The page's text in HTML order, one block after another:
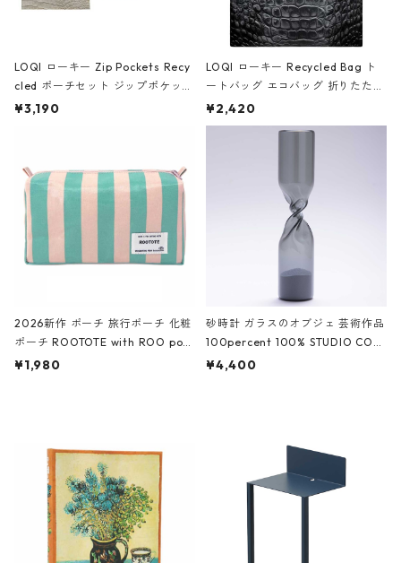
LOQI ローキー Zip Pockets Recy
cled ポーチセット ジップポケット
ファスナーポーチ 撥水加工 トラベ
ーガンディー、オフホワイト
¥3,190
LOQI ローキー Recycled Bag ト
ートバッグ エコバッグ 折りたたみ
大きめ 撥水加工 収納ポーチ CRO
CODILE/Black クロコダイル/ブラ
¥2,420
2026新作 ポーチ 旅行ポーチ 化粧
ポーチ ROOTOTE with ROO pou
ch 3532 ルートート WR.ポーチ.ラ
¥1,980
砂時計 ガラスのオブジェ 芸術作品
100percent 100% STUDIO COH
AKU Timeless 100パーセント ス
¥4,400